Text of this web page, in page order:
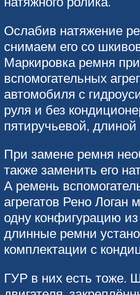
Ослабив натяжение
снимаем его со
Маркировка ремня
вспомогательных
автомобиля с
руля и без
пятиручьевой,
При замене ремня
также заменить его
А ремень
агрегатов Рено Логан
одну конфигурацию
длинные ремни
комплектации с
ГУР в них есть тоже.